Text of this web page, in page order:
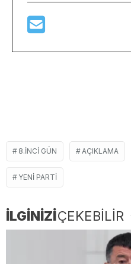
8.INCI GÜN AÇIKLAMA
YENI PARTI
İLGİNİZİÇEKEBİLİR